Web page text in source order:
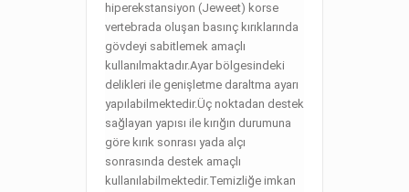
hiperekstansiyon (Jeweet) korse
vertebrada oluşan basınç kırıklarında
gövdeyi sabitlemek amaçlı
kullanılmaktadır.Ayar bölgesindeki
delikleri ile genişletme daraltma ayarı
yapılabilmektedir.Üç noktadan destek
sağlayan yapısı ile kırığın durumuna
göre kırık sonrası yada alçı
sonrasında destek amaçlı
kullanılabilmektedir.Temizliğe imkan